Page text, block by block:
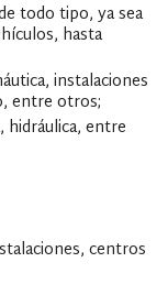
todo tipo, ya sea
hasta
instalaciones
entre otros;
hidráulica, entre
centros